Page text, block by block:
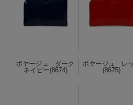
ボヤージュ ダーク
ネイビー(8674)
ボヤージュ レ
(8675)